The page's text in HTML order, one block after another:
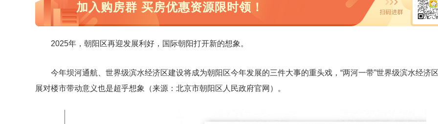
加入购房群 买房优惠资源限时领！
2025年，朝阳区再迎发展利好，国际朝阳打开新的想象。
今年坝河通航、世界级滨水经济区建设将成为朝阳区今年发展的三件大事的重头戏，“两河一带”世界级滨水经济
展对楼市带动意义也是超乎想象（来源：北京市朝阳区人民政府官网）。